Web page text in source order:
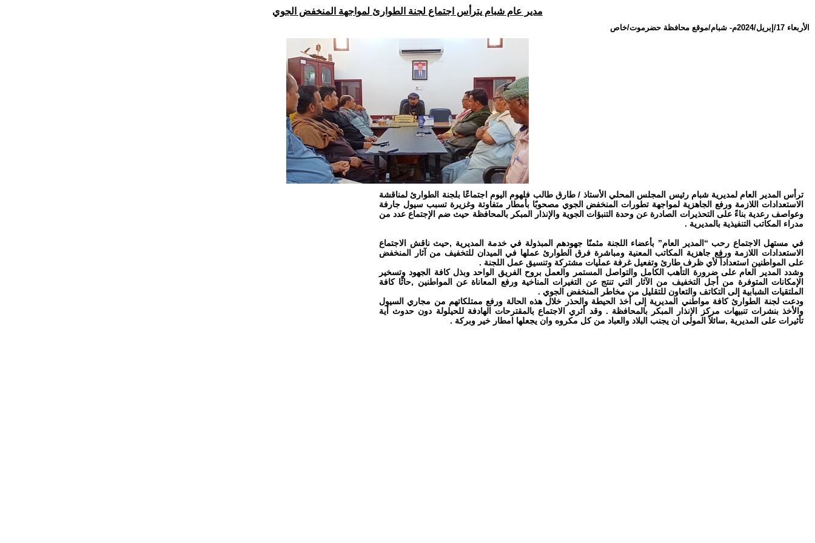
مدير عام شبام يترأس اجتماع لجنة الطوارئ لمواجهة المنخفض الجوي
الأربعاء 17/إبريل/2024م - شبام/موقع محافظة حضرموت/خاص
ترأس المدير العام لمديرية شبام رئيس المجلس المحلي الأستاذ / طارق طالب فلهوم اليوم اجتماعًا بلجنة الطوارئ لمناقشة
الاستعدادات اللازمة ورفع الجاهزية لمواجهة تطورات المنخفض الجوي مصحوبًا بأمطار متفاوتة وغزيرة تسبب سيول جارفة
وعواصف رعدية بناءً على التحذيرات الصادرة عن وحدة التنبؤات الجوية والإنذار المبكر بالمحافظة حيث ضم الإجتماع عدد من
مدراء المكاتب التنفيذية بالمديرية .
في مستهل الاجتماع رحب “المدير العام” بأعضاء اللجنة مثمنًا جهودهم المبذولة في خدمة المديرية ,حيث ناقش الاجتماع
الاستعدادات اللازمة ورفع جاهزية المكاتب المعنية ومباشرة فرق الطوارئ عملها في الميدان للتخفيف من آثار المنخفض
على المواطنين استعداداً لأي ظرف طارئ وتفعيل غرفة عمليات مشتركة وتنسيق عمل اللجنة .
وشدد المدير العام على ضرورة التأهب الكامل والتواصل المستمر والعمل بروح الفريق الواحد وبذل كافة الجهود وتسخير
الإمكانات المتوفرة من أجل التخفيف من الآثار التي تنتج عن التغيرات المناخية ورفع المعاناة عن المواطنين ,حاثًا كافة
الملتقيات الشبابية إلى التكاتف والتعاون للتقليل من مخاطر المنخفض الجوي .
ودعت لجنة الطوارئ كافة مواطني المديرية إلى أخذ الحيطة والحذر خلال هذه الحالة ورفع ممتلكاتهم من مجاري السيول
والأخذ بنشرات تنبيهات مركز الإنذار المبكر بالمحافظة . وقد أثري الاجتماع بالمقترحات الهادفة للحيلولة دون حدوث أية
تأثيرات على المديرية ,سائلاً المولى ان يجنب البلاد والعباد من كل مكروه وان يجعلها امطار خير وبركة .